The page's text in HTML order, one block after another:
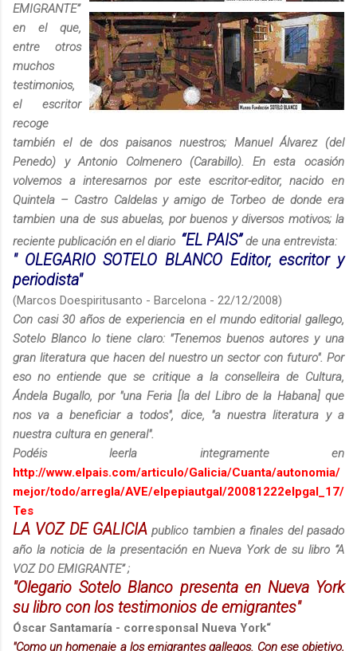
EMIGRANTE”
en el que,
entre otros
muchos
testimonios,
el escritor
recoge
también el de dos paisanos nuestros; Manuel Álvarez (del
Penedo) y Antonio Colmenero (Carabillo). En esta ocasión
volvemos a interesarnos por este escritor-editor, nacido en
Quintela – Castro Caldelas y amigo de Torbeo de donde era
tambien una de sus abuelas, por buenos y diversos motivos; la
reciente publicación en el diario “EL PAIS” de una entrevista:
" OLEGARIO SOTELO BLANCO Editor, escritor y
periodista"
(Marcos Doespiritusanto - Barcelona - 22/12/2008)
Con casi 30 años de experiencia en el mundo editorial gallego,
Sotelo Blanco lo tiene claro: "Tenemos buenos autores y una
gran literatura que hacen del nuestro un sector con futuro". Por
eso no entiende que se critique a la conselleira de Cultura,
Ándela Bugallo, por "una Feria [la del Libro de la Habana] que
nos va a beneficiar a todos", dice, "a nuestra literatura y a
nuestra cultura en general".
Podéis leerla integramente en
http://www.elpais.com/articulo/Galicia/Cuanta/autonomia/
mejor/todo/arregla/AVE/elpepiautgal/20081222elpgal_17/
Tes
LA VOZ DE GALICIA publico tambien a finales del pasado
año la noticia de la presentación en Nueva York de su libro “A
VOZ DO EMIGRANTE” ;
"Olegario Sotelo Blanco presenta en Nueva York
su libro con los testimonios de emigrantes"
Óscar Santamaría - corresponsal Nueva York“
"Como un homenaje a los emigrantes gallegos. Con ese objetivo,